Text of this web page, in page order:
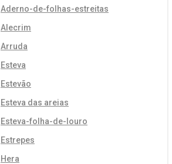
Aderno-de-folhas-estreitas
Alecrim
Arruda
Esteva
Estevão
Esteva das areias
Esteva-folha-de-louro
Estrepes
Hera